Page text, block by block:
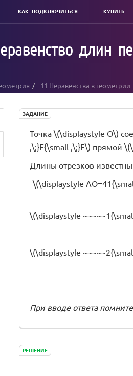
КАК ПОДКЛЮЧИТЬСЯ КУПИТЬ
длин
11 Неравенства в геометрии
ЗАДАНИЕ
Точка \(\displaystyle O\)
,\;}E{\small ,\;}F\) прямой
Длины отрезков
\(\displaystyle
\(\displaystyle
\(\displaystyle
При вводе ответа
РЕШЕНИЕ